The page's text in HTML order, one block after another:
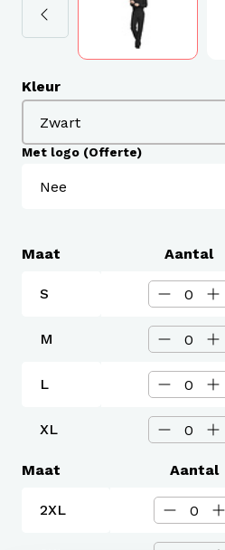
Kleur
Met logo (Offerte)
Maat Aantal
S
M
L
XL
Maat Aantal
2XL